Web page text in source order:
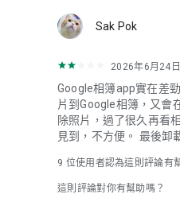
Sak Pok
2026年6月24日
Google相簿app實在差
片到Google相簿，又會
除照片，過了很久再看
見到，不方便。 最後卸
9 位使用者認為這則評論有
這則評論對你有幫助嗎？